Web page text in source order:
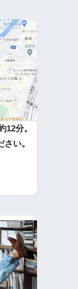
12分。
い。